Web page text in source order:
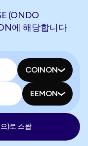
(ONDO
에 해당합니다
COINON
EEMON
)로 스왑